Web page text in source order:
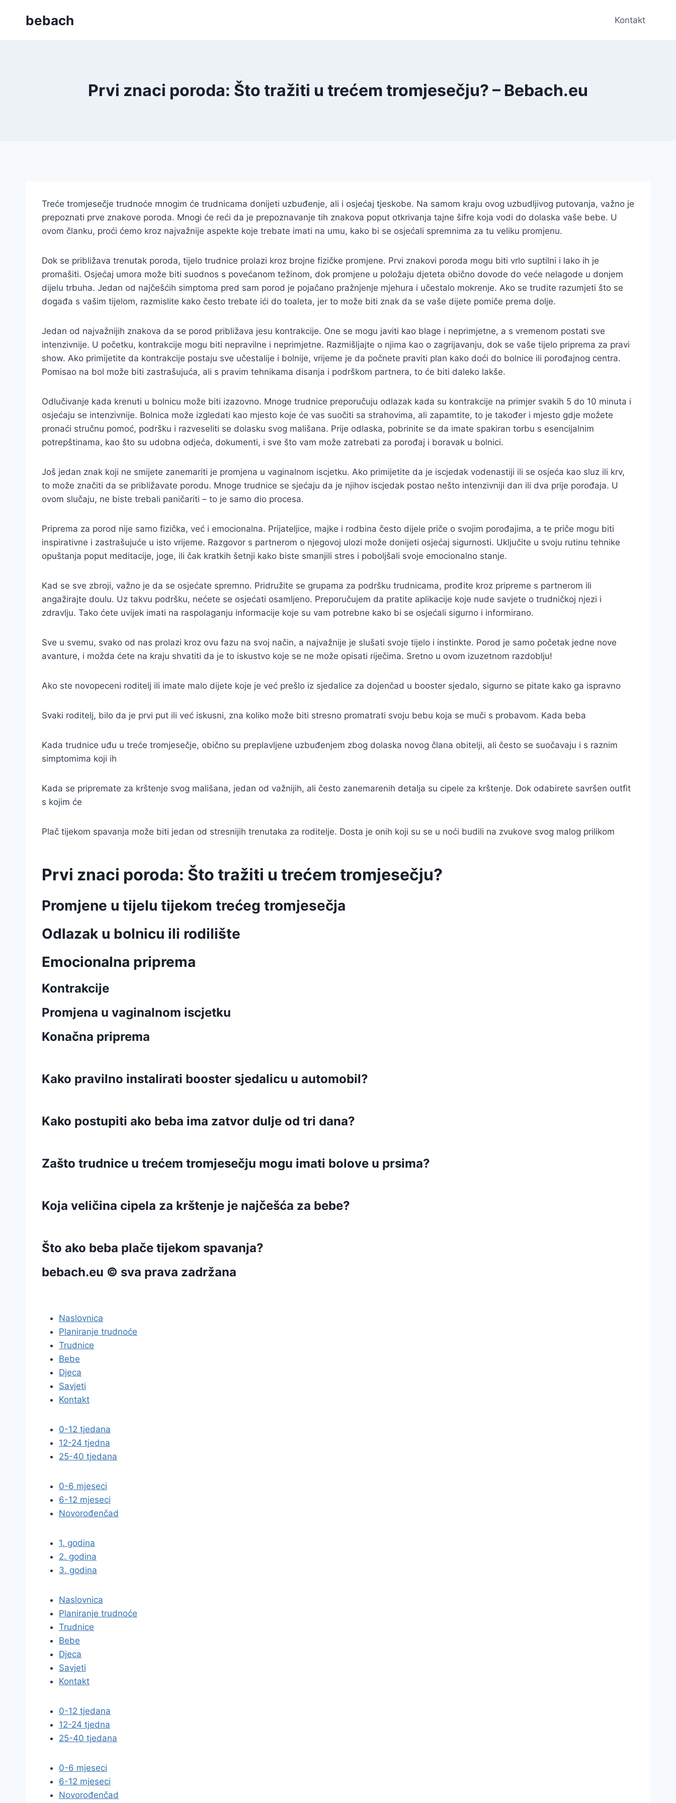
bebach Kontakt
Prvi znaci poroda: Što tražiti u trećem tromjesečju? – Bebach.eu
Treće tromjesečje trudnoće mnogim će trudnicama donijeti uzbuđenje, ali i osjećaj tjeskobe. Na samom kraju ovog uzbudljivog putovanja, važno je
prepoznati prve znakove poroda. Mnogi će reći da je prepoznavanje tih znakova poput otkrivanja tajne šifre koja vodi do dolaska vaše bebe. U
ovom članku, proći ćemo kroz najvažnije aspekte koje trebate imati na umu, kako bi se osjećali spremnima za tu veliku promjenu.
Dok se približava trenutak poroda, tijelo trudnice prolazi kroz brojne fizičke promjene. Prvi znakovi poroda mogu biti vrlo suptilni i lako ih je
promašiti. Osjećaj umora može biti suodnos s povećanom težinom, dok promjene u položaju djeteta obično dovode do veće nelagode u donjem
dijelu trbuha. Jedan od najčešćih simptoma pred sam porod je pojačano pražnjenje mjehura i učestalo mokrenje. Ako se trudite razumjeti što se
događa s vašim tijelom, razmislite kako često trebate ići do toaleta, jer to može biti znak da se vaše dijete pomiče prema dolje.
Jedan od najvažnijih znakova da se porod približava jesu kontrakcije. One se mogu javiti kao blage i neprimjetne, a s vremenom postati sve
intenzivnije. U početku, kontrakcije mogu biti nepravilne i neprimjetne. Razmišljajte o njima kao o zagrijavanju, dok se vaše tijelo priprema za pravi
show. Ako primijetite da kontrakcije postaju sve učestalije i bolnije, vrijeme je da počnete praviti plan kako doći do bolnice ili porođajnog centra.
Pomisao na bol može biti zastrašujuća, ali s pravim tehnikama disanja i podrškom partnera, to će biti daleko lakše.
Odlučivanje kada krenuti u bolnicu može biti izazovno. Mnoge trudnice preporučuju odlazak kada su kontrakcije na primjer svakih 5 do 10 minuta i
osjećaju se intenzivnije. Bolnica može izgledati kao mjesto koje će vas suočiti sa strahovima, ali zapamtite, to je također i mjesto gdje možete
pronaći stručnu pomoć, podršku i razveseliti se dolasku svog mališana. Prije odlaska, pobrinite se da imate spakiran torbu s esencijalnim
potrepštinama, kao što su udobna odjeća, dokumenti, i sve što vam može zatrebati za porođaj i boravak u bolnici.
Još jedan znak koji ne smijete zanemariti je promjena u vaginalnom iscjetku. Ako primijetite da je iscjedak vodenastiji ili se osjeća kao sluz ili krv,
to može značiti da se približavate porodu. Mnoge trudnice se sjećaju da je njihov iscjedak postao nešto intenzivniji dan ili dva prije porođaja. U
ovom slučaju, ne biste trebali paničariti – to je samo dio procesa.
Priprema za porod nije samo fizička, već i emocionalna. Prijateljice, majke i rodbina često dijele priče o svojim porođajima, a te priče mogu biti
inspirativne i zastrašujuće u isto vrijeme. Razgovor s partnerom o njegovoj ulozi može donijeti osjećaj sigurnosti. Uključite u svoju rutinu tehnike
opuštanja poput meditacije, joge, ili čak kratkih šetnji kako biste smanjili stres i poboljšali svoje emocionalno stanje.
Kad se sve zbroji, važno je da se osjećate spremno. Pridružite se grupama za podršku trudnicama, prođite kroz pripreme s partnerom ili
angažirajte doulu. Uz takvu podršku, nećete se osjećati osamljeno. Preporučujem da pratite aplikacije koje nude savjete o trudničkoj njezi i
zdravlju. Tako ćete uvijek imati na raspolaganju informacije koje su vam potrebne kako bi se osjećali sigurno i informirano.
Sve u svemu, svako od nas prolazi kroz ovu fazu na svoj način, a najvažnije je slušati svoje tijelo i instinkte. Porod je samo početak jedne nove
avanture, i možda ćete na kraju shvatiti da je to iskustvo koje se ne može opisati riječima. Sretno u ovom izuzetnom razdoblju!
Ako ste novopeceni roditelj ili imate malo dijete koje je već prešlo iz sjedalice za dojenčad u booster sjedalo, sigurno se pitate kako ga ispravno
Svaki roditelj, bilo da je prvi put ili već iskusni, zna koliko može biti stresno promatrati svoju bebu koja se muči s probavom. Kada beba
Kada trudnice uđu u treće tromjesečje, obično su preplavljene uzbuđenjem zbog dolaska novog člana obitelji, ali često se suočavaju i s raznim
simptomima koji ih
Kada se pripremate za krštenje svog mališana, jedan od važnijih, ali često zanemarenih detalja su cipele za krštenje. Dok odabirete savršen outfit
s kojim će
Plač tijekom spavanja može biti jedan od stresnijih trenutaka za roditelje. Dosta je onih koji su se u noći budili na zvukove svog malog prilikom
Prvi znaci poroda: Što tražiti u trećem tromjesečju?
Promjene u tijelu tijekom trećeg tromjesečja
Odlazak u bolnicu ili rodilište
Emocionalna priprema
Kontrakcije
Promjena u vaginalnom iscjetku
Konačna priprema
Kako pravilno instalirati booster sjedalicu u automobil?
Kako postupiti ako beba ima zatvor dulje od tri dana?
Zašto trudnice u trećem tromjesečju mogu imati bolove u prsima?
Koja veličina cipela za krštenje je najčešća za bebe?
Što ako beba plače tijekom spavanja?
bebach.eu © sva prava zadržana
Naslovnica
Planiranje trudnoće
Trudnice
Bebe
Djeca
Savjeti
Kontakt
0-12 tjedana
12-24 tjedna
25-40 tjedana
0-6 mjeseci
6-12 mjeseci
Novorođenčad
1. godina
2. godina
3. godina
Naslovnica
Planiranje trudnoće
Trudnice
Bebe
Djeca
Savjeti
Kontakt
0-12 tjedana
12-24 tjedna
25-40 tjedana
0-6 mjeseci
6-12 mjeseci
Novorođenčad